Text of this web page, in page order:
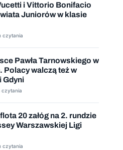
i Vittorio Bonifacio
Juniorów w klasie
czytania
Pawła Tarnowskiego w
Polacy walczą też w
Gdyni
czytania
20 załóg na 2. rundzie
Warszawskiej Ligi
czytania